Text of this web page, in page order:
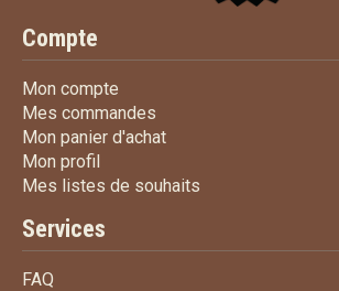
Compte
Mon compte
Mes commandes
Mon panier d'achatMon panier d'achat
Mon profil
Mes listes de souhaits
Services
FAQ